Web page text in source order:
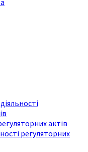
актів
регуляторних